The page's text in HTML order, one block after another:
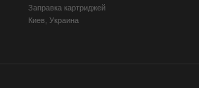
Заправка картриджей
Киев, Украина